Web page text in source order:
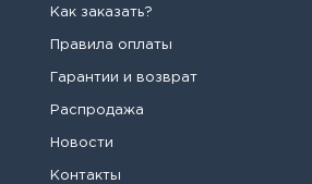
Как заказать?
Правила оплаты
Гарантии и возврат
Распродажа
Новости
Контакты